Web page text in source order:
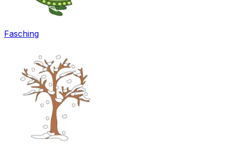
Fasching